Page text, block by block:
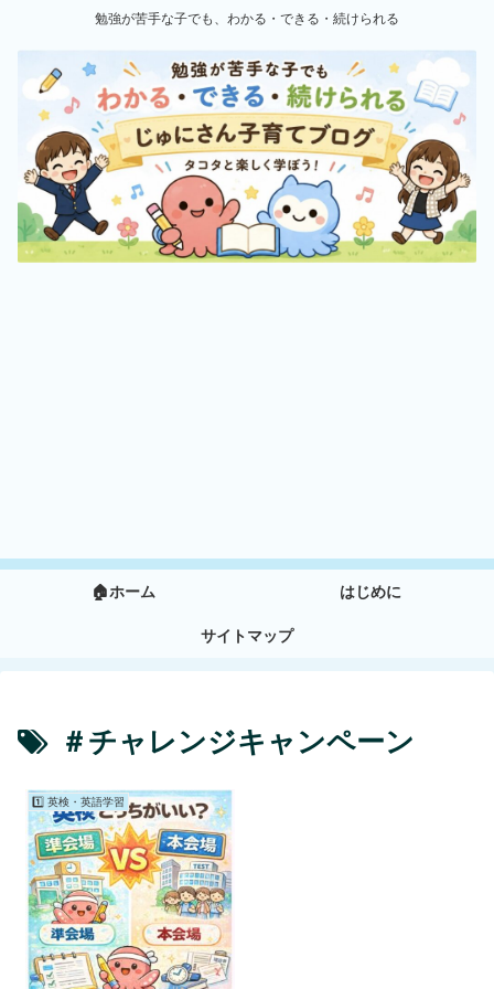
勉強が苦手な子でも、わかる・できる・続けられる
🏠ホーム はじめに
サイトマップ
＃チャレンジキャンペーン
1️⃣ 英検・英語学習